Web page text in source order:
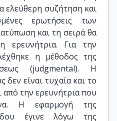
ελεύθερη συζήτηση και
ερωτήσεις των
και τη σειρά θα
ερευνήτρια. Για την
η μέθοδος της
(judgmental). Η
δεν είναι τυχαία και το
από την ερευνήτρια που
Η εφαρμογή της
έγινε λόγω της